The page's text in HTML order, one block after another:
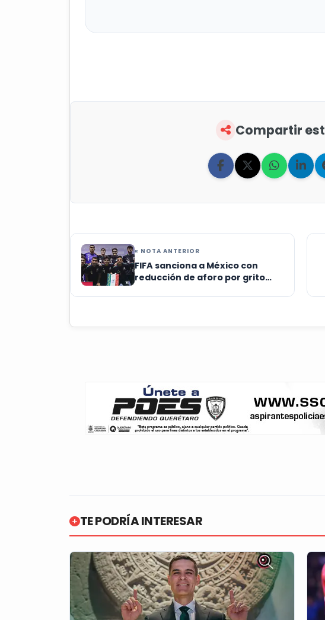
Compartir
« NOTA ANTERIOR
FIFA sanciona a México con
reducción de aforo por grito
TE PODRÍA INTERESAR